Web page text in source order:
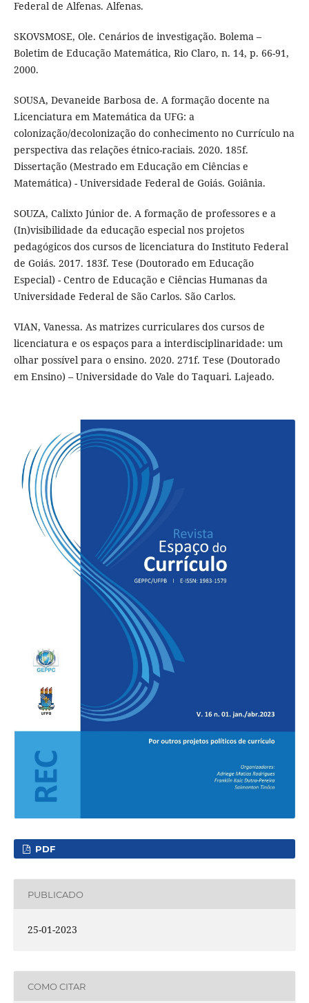
Federal de Alfenas. Alfenas.
SKOVSMOSE, Ole. Cenários de investigação. Bolema –
Boletim de Educação Matemática, Rio Claro, n. 14, p. 66-91,
2000.
SOUSA, Devaneide Barbosa de. A formação docente na
Licenciatura em Matemática da UFG: a
colonização/decolonização do conhecimento no Currículo na
perspectiva das relações étnico-raciais. 2020. 185f.
Dissertação (Mestrado em Educação em Ciências e
Matemática) - Universidade Federal de Goiás. Goiânia.
SOUZA, Calixto Júnior de. A formação de professores e a
(In)visibilidade da educação especial nos projetos
pedagógicos dos cursos de licenciatura do Instituto Federal
de Goiás. 2017. 183f. Tese (Doutorado em Educação
Especial) - Centro de Educação e Ciências Humanas da
Universidade Federal de São Carlos. São Carlos.
VIAN, Vanessa. As matrizes curriculares dos cursos de
licenciatura e os espaços para a interdisciplinaridade: um
olhar possível para o ensino. 2020. 271f. Tese (Doutorado
em Ensino) – Universidade do Vale do Taquari. Lajeado.
PDF
PUBLICADO
25-01-2023
COMO CITAR